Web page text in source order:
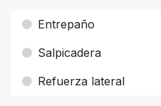
Entrepaño
Salpicadera
Refuerza lateral